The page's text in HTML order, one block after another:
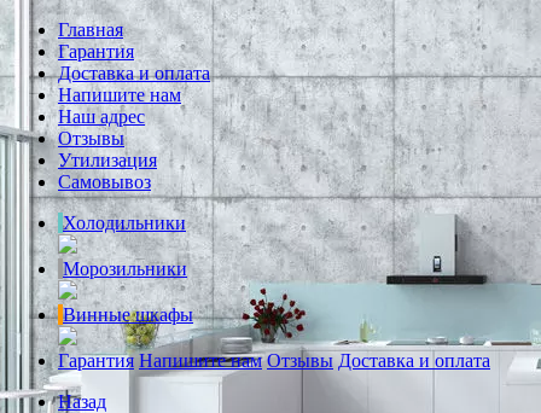
Главная
Гарантия
Доставка и оплата
Напишите нам
Наш адрес
Отзывы
Утилизация
Самовывоз
Холодильники
Морозильники
Винные шкафы
Гарантия Напишите нам Отзывы Доставка и оплата
Назад